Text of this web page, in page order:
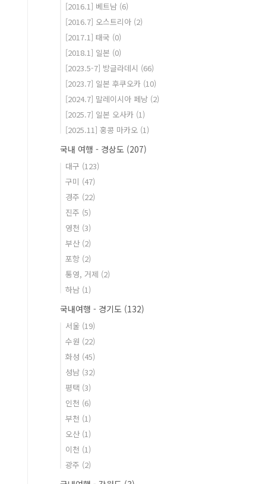
[2016.1] 베트남 (6)
[2016.7] 오스트리아 (2)
[2017.1] 태국 (0)
[2018.1] 일본 (0)
[2023.5-7] 방글라데시 (66)
[2023.7] 일본 후쿠오카 (10)
[2024.7] 말레이시아 페낭 (2)
[2025.7] 일본 오사카 (1)
[2025.11] 홍콩 마카오 (1)
국내 여행 - 경상도 (207)
대구 (123)
구미 (47)
경주 (22)
진주 (5)
영천 (3)
부산 (2)
포항 (2)
통영, 거제 (2)
하남 (1)
국내여행 - 경기도 (132)
서울 (19)
수원 (22)
화성 (45)
성남 (32)
평택 (3)
인천 (6)
부천 (1)
오산 (1)
이천 (1)
광주 (2)